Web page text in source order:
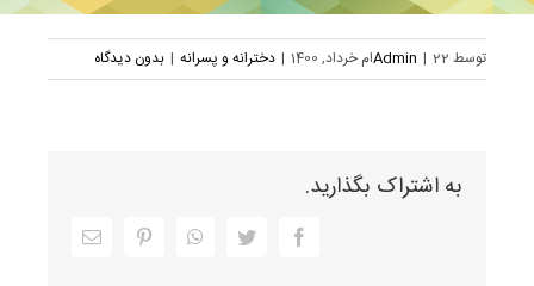
توسط Admin | 22ام خرداد, 1400 | دخترانه و پسرانه | بدون دیدگاه
به اشتراک بگذارید.
Facebook
Twitter
WhatsApp
Pinterestایمیل